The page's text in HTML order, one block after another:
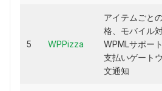
5 WPPizza
アイテムごと
格、モバイル対
WPMLサポー
支払いゲート
文通知